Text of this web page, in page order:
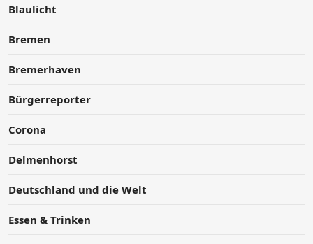
Blaulicht
Bremen
Bremerhaven
Bürgerreporter
Corona
Delmenhorst
Deutschland und die Welt
Essen & Trinken